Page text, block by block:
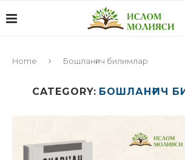
Home Бошланғич билимлар
CATEGORY: БОШЛАНҒИЧ